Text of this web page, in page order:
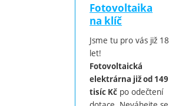
Fotovoltaika
na klíč
Jsme tu pro vás již 18
let!
Fotovoltaická
elektrárna již od 149
tisíc Kč po odečtení